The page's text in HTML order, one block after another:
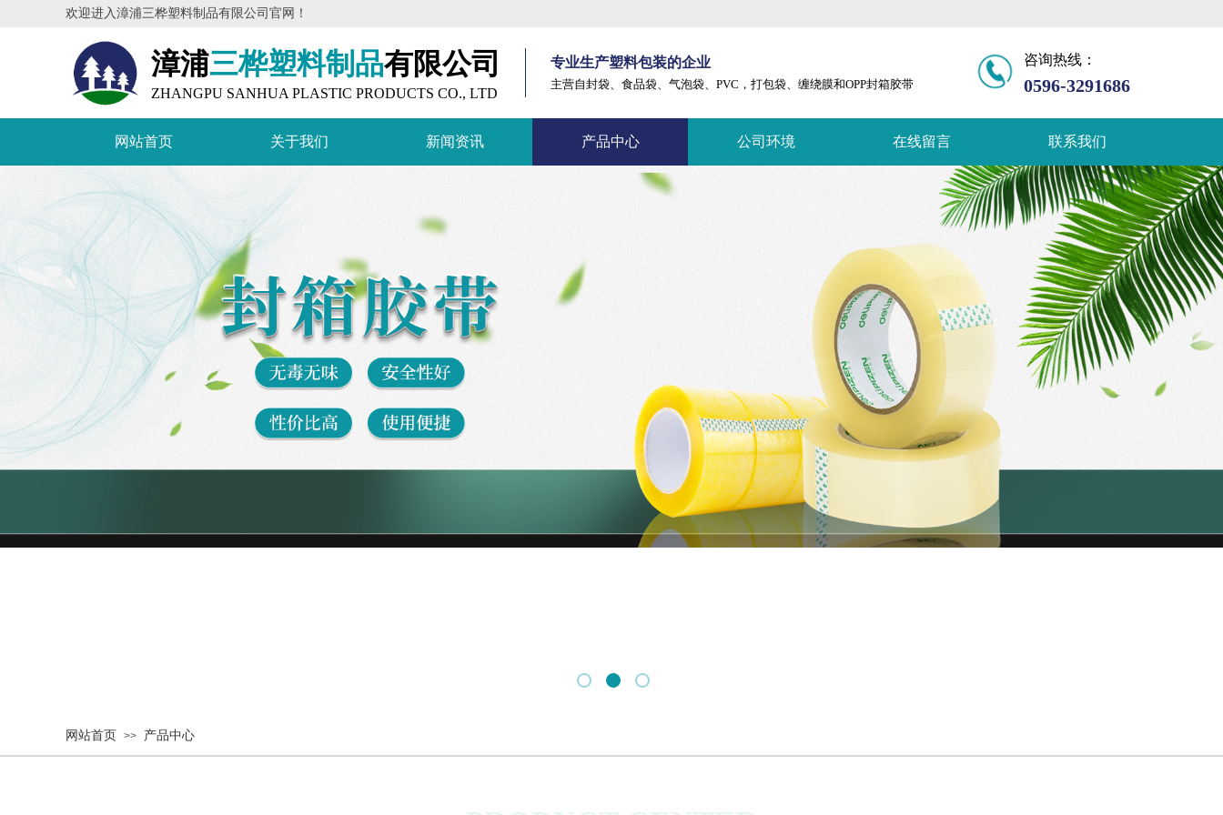
欢迎进入漳浦三桦塑料制品有限公司官网！
专业生产塑料包装的企业
主营自封袋、食品袋、气泡袋、PVC，打包袋、缠绕膜和OPP封箱胶带
漳浦三桦塑料制品有限公司
ZHANGPU SANHUA PLASTIC PRODUCTS CO., LTD
咨询热线：
0596-3291686
网站首页 关于我们 新闻资讯 产品中心 公司环境 在线留言 联系我们
网站首页 >> 产品中心